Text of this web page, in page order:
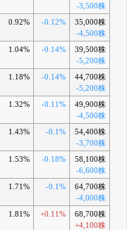
-3,500株
0.92% -0.12%
35,000株
-4,500株
1.04% -0.14%
39,500株
-5,200株
1.18% -0.14%
44,700株
-5,200株
1.32% -0.11%
49,900株
-4,500株
1.43% -0.1%
54,400株
-3,700株
1.53% -0.18%
58,100株
-6,600株
1.71% -0.1%
64,700株
-4,000株
1.81% +0.11%
68,700株
+4,100株